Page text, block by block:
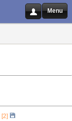
Menu
[2]